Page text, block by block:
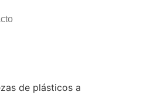
de plásticos a